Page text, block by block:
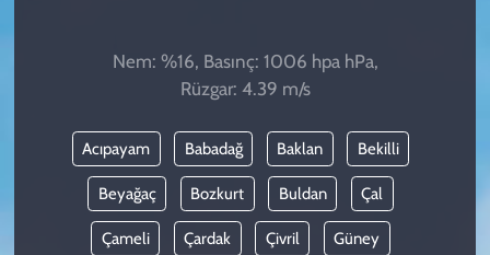
Nem: %16, Basınç: 1006 hpa hPa,
Rüzgar: 4.39 m/s
Acıpayam Babadağ Baklan Bekilli
Beyağaç Bozkurt Buldan Çal
Çameli Çardak Çivril Güney